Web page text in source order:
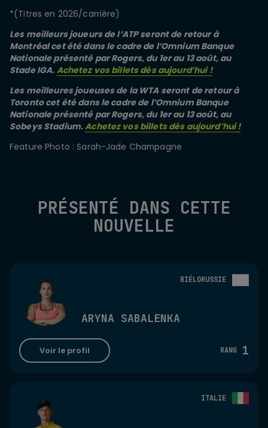
*(Titres en 2026/carrière)
Les meilleurs joueurs de l’ATP seront de retour à
Montréal cet été dans le cadre de l’Omnium Banque
Nationale présenté par Rogers, du 1er au 13 août, au
Stade IGA. Achetez vos billets dès aujourd’hui !
Les meilleures joueuses de la WTA seront de retour à
Toronto cet été dans le cadre de l’Omnium Banque
Nationale présenté par Rogers, du 1er au 13 août, au
Sobeys Stadium.Achetez vos billets dès aujourd’hui !
Feature Photo : Sarah-Jade Champagne
PRÉSENTÉ DANS CETTE
NOUVELLE
BIÉLORUSSIE
ARYNA SABALENKA
Voir le profil RANG 1
ITALIE